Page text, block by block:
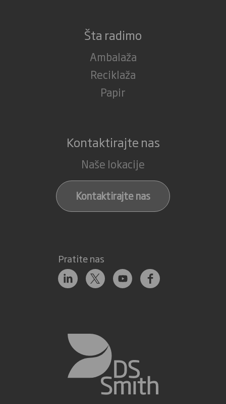
Šta radimo
Ambalaža
Reciklaža
Papir
Kontaktirajte nas
Naše lokacije
Kontaktirajte nas
Pratite nas